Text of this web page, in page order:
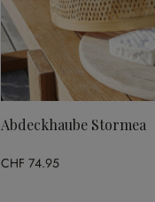
Abdeckhaube Stormea
CHF 74.95